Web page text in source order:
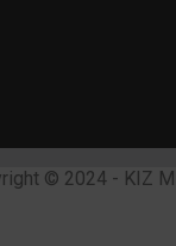
© 2024 - KIZ